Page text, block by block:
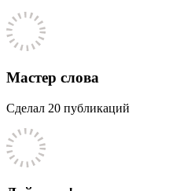
Мастер слова
Сделал 20 публикаций